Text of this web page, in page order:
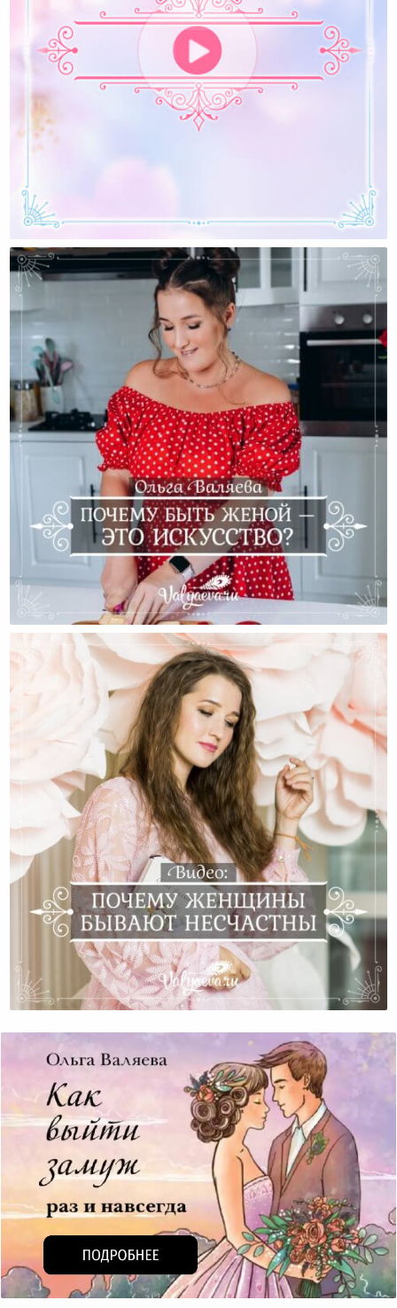
Почему Женщины Часто Бывают Несчастны?
Почему Быть Женой — Это Искусство?
Почему Женщины Бывают Несчастны